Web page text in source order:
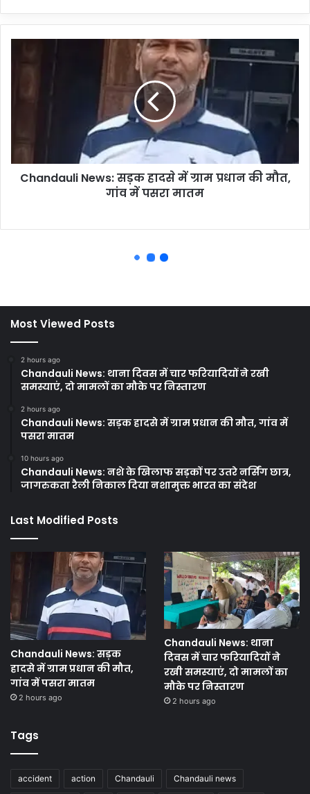
Most Viewed Posts
2 hours ago
Chandauli News: थाना दिवस में चार फरियादियों ने रखी
समस्याएं, दो मामलों का मौके पर निस्तारण
2 hours ago
Chandauli News: सड़क हादसे में ग्राम प्रधान की मौत, गांव में
पसरा मातम
10 hours ago
Chandauli News: नशे के खिलाफ सड़कों पर उतरे नर्सिंग छात्र,
जागरुकता रैली निकाल दिया नशामुक्त भारत का संदेश
Last Modified Posts
Chandauli News: सड़क
हादसे में ग्राम प्रधान की मौत,
गांव में पसरा मातम
2 hours ago
Chandauli News: थाना
दिवस में चार फरियादियों ने
रखी समस्याएं, दो मामलों का
मौके पर निस्तारण
2 hours ago
Tags
accident action Chandauli Chandauli news